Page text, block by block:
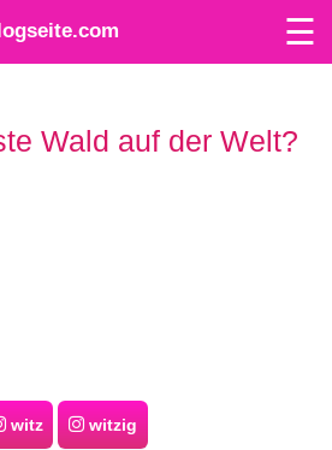
☰
Wald auf der Welt?
witz witzig